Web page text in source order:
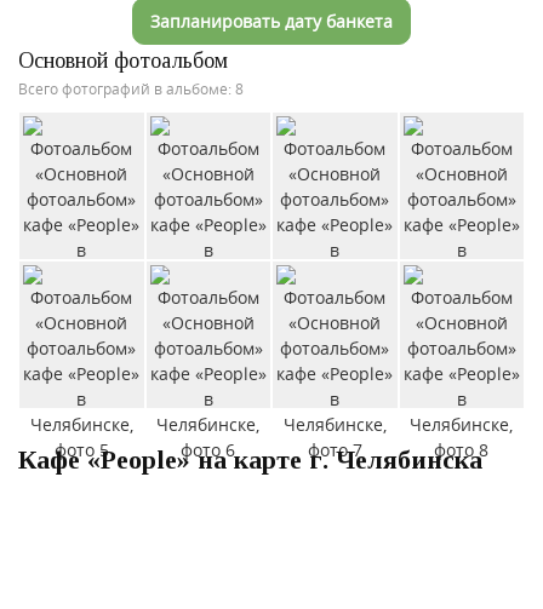
Запланировать дату банкета
Основной фотоальбом
Всего фотографий в альбоме: 8
Кафе «People» на карте г. Челябинска